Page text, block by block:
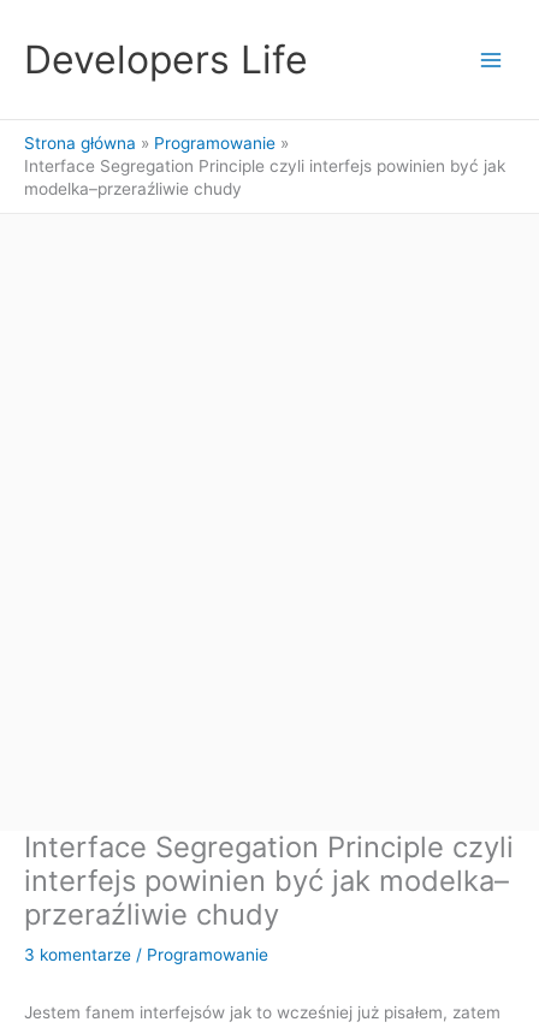
treściDevelopers Life
Strona główna
Programowanie
Interface Segregation Principle czyli interfejs powinien być jak
modelka–przeraźliwie chudy
Interface Segregation Principle czyli
interfejs powinien być jak modelka–
przeraźliwie chudy
3 komentarze / Programowanie
Jestem fanem interfejsów jak to wcześniej już pisałem, zatem